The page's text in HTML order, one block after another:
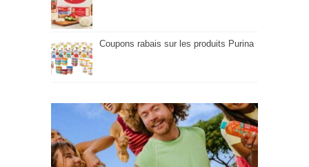
Coupons rabais sur les produits Purina